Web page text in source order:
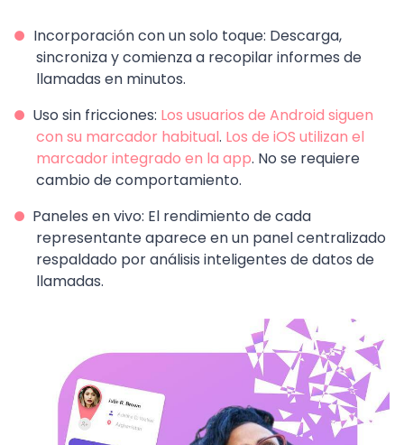
Incorporación con un solo toque: Descarga,
sincroniza y comienza a recopilar informes de
llamadas en minutos.
Uso sin fricciones: Los usuarios de Android siguen
con su marcador habitual. Los de iOS utilizan el
marcador integrado en la app. No se requiere
cambio de comportamiento.
Paneles en vivo: El rendimiento de cada
representante aparece en un panel centralizado
respaldado por análisis inteligentes de datos de
llamadas.